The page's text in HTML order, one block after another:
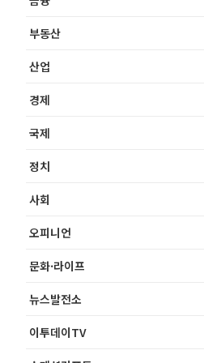
부동산
산업
경제
국제
정치
사회
오피니언
문화·라이프
뉴스발전소
이투데이TV